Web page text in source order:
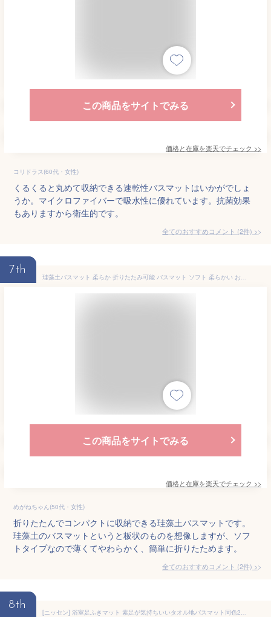
この商品をサイトでみる
価格と在庫を楽天でチェック >>
コリドラス(60代・女性)
くるくると丸めて収納できる速乾性バスマットはいかがでしょ
うか。マイクロファイバーで吸水性に優れています。抗菌効果
もありますから衛生的です。
全てのおすすめコメント (2件) >
7th
珪藻土バスマット 柔らか 折りたたみ可能 バスマット ソフト 柔らかい おしゃれ 珪藻土 風呂マット お手入れ簡単 風呂 マット シート 滑り止め付き 調湿効果 吸水速乾 手洗いOK 吸水 ソフトバスマット ナチュラル やわあし 【370127】
この商品をサイトでみる
価格と在庫を楽天でチェック >>
めがねちゃん(50代・女性)
折りたたんでコンパクトに収納できる珪藻土バスマットです。
珪藻土のバスマットというと板状のものを想像しますが、ソフ
トタイプなので薄くてやわらかく、簡単に折りたためます。
全てのおすすめコメント (2件) >
8th
[ニッセン] 浴室足ふきマット 素足が気持ちいいタオル地バスマット同色2枚セット ブラウン (約)40×65cm